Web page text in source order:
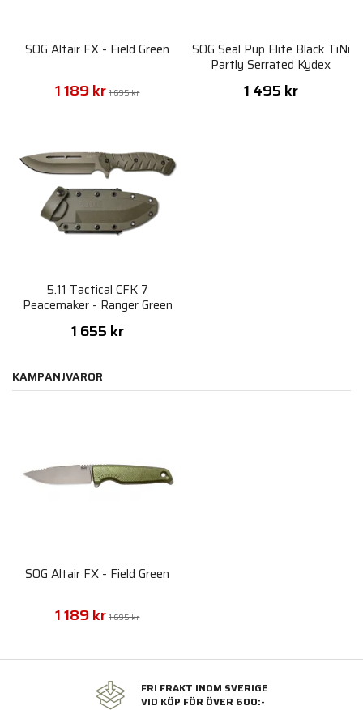
SOG Altair FX - Field Green
1 189 kr 1 695 kr
SOG Seal Pup Elite Black TiNi
Partly Serrated Kydex
Sheath
1 495 kr
5.11 Tactical CFK 7
Peacemaker - Ranger Green
1 655 kr
KAMPANJVAROR
SOG Altair FX - Field Green
1 189 kr 1 695 kr
FRI FRAKT INOM SVERIGE
VID KÖP FÖR ÖVER 600:-